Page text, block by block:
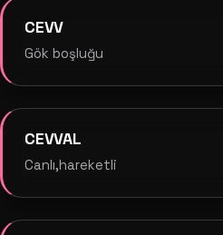
CEVV
Gök boşluğu
CEVVAL
Canlı,hareketli